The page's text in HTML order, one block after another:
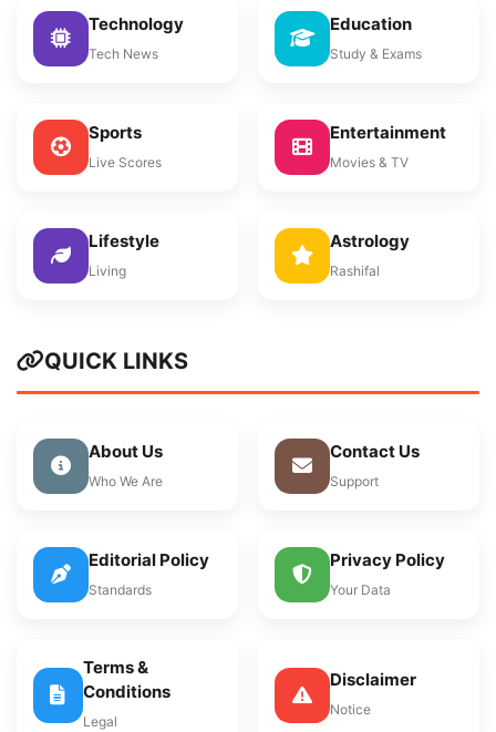
Technology
Tech News
Education
Study & Exams
Sports
Live Scores
Entertainment
Movies & TV
Lifestyle
Living
Astrology
Rashifal
QUICK LINKS
About Us
Who We Are
Contact Us
Support
Editorial Policy
Standards
Privacy Policy
Your Data
Terms &
Conditions
Legal
Disclaimer
Notice